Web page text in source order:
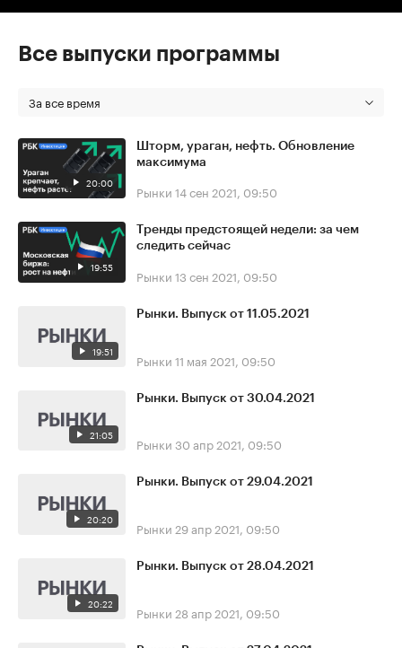
Все выпуски программы
За все время
20:00
Шторм, ураган, нефть. Обновление
максимума
Рынки 14 сен 2021, 09:50
19:55
Тренды предстоящей недели: за чем
следить сейчас
Рынки 13 сен 2021, 09:50
19:51
Рынки. Выпуск от 11.05.2021
Рынки 11 мая 2021, 09:50
21:05
Рынки. Выпуск от 30.04.2021
Рынки 30 апр 2021, 09:50
20:20
Рынки. Выпуск от 29.04.2021
Рынки 29 апр 2021, 09:50
20:22
Рынки. Выпуск от 28.04.2021
Рынки 28 апр 2021, 09:50